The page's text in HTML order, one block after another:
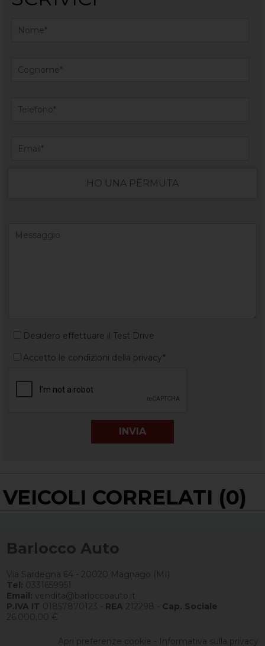
HO UNA PERMUTA
Desidero effettuare il Test Drive
Accetto le condizioni della privacy*
VEICOLI CORRELATI (0)
Barlocco Auto
Via Sardegna 64 - 20020 Magnago (MI)
Tel: 0331659951
Email: vendita@barloccoauto.it
P.IVA IT 01857870123 - REA 212298 - Cap. Sociale
26.000,00 €
Apri preferenze cookie - Informativa sulla privacy